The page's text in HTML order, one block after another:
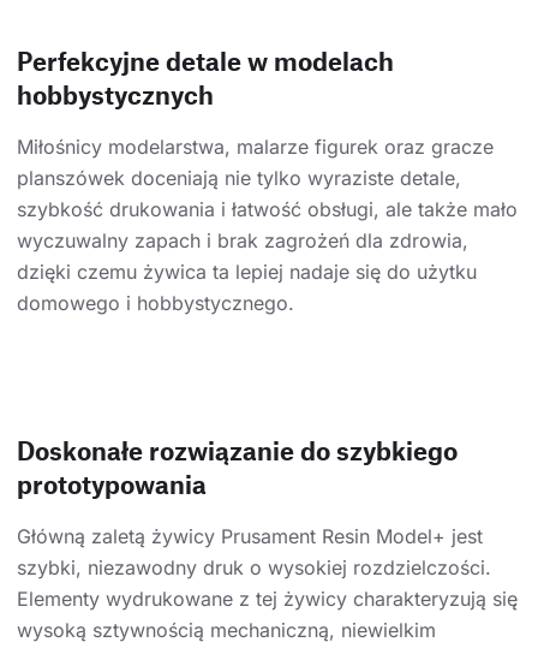
Perfekcyjne detale w modelach
hobbystycznych
Miłośnicy modelarstwa, malarze figurek oraz gracze
planszówek doceniają nie tylko wyraziste detale,
szybkość drukowania i łatwość obsługi, ale także mało
wyczuwalny zapach i brak zagrożeń dla zdrowia,
dzięki czemu żywica ta lepiej nadaje się do użytku
domowego i hobbystycznego.
Doskonałe rozwiązanie do szybkiego
prototypowania
Główną zaletą żywicy Prusament Resin Model+ jest
szybki, niezawodny druk o wysokiej rozdzielczości.
Elementy wydrukowane z tej żywicy charakteryzują się
wysoką sztywnością mechaniczną, niewielkim